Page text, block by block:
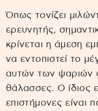
Όπως τονίζει
ερευνητής,
κρίνεται η άμεση
να εντοπιστεί το
αυτών των ψαριών
θάλασσες. Ο ίδιος
επιστήμονες είναι